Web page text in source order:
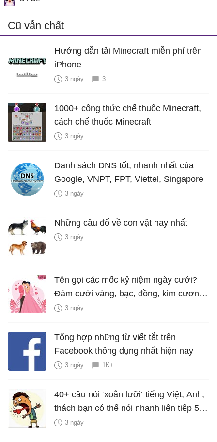
Cũ vẫn chất
Hướng dẫn tải Minecraft miễn phí trên
iPhone
3 ngày 3
1000+ công thức chế thuốc Minecraft,
cách chế thuốc Minecraft
3 ngày
Danh sách DNS tốt, nhanh nhất của
Google, VNPT, FPT, Viettel, Singapore
3 ngày
Những câu đố về con vật hay nhất
3 ngày
Tên gọi các mốc kỷ niệm ngày cưới?
Đám cưới vàng, bạc, đồng, kim cương
là bao nhiêu năm?
3 ngày
Tổng hợp những từ viết tắt trên
Facebook thông dụng nhất hiện nay
3 ngày 1K+
40+ câu nói ‘xoắn lưỡi’ tiếng Việt, Anh,
thách bạn có thể nói nhanh liên tiếp 5
lần mà vẫn trôi chảy
3 ngày